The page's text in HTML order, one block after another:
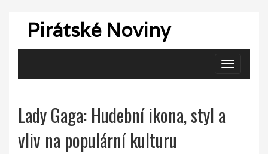
Pirátské Noviny
Zobrazit
navigaci
Lady Gaga: Hudební ikona, styl a
vliv na populární kulturu